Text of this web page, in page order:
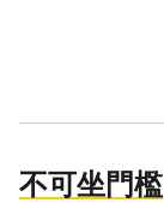
不可坐門檻